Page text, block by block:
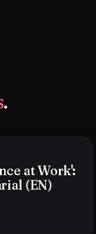
.
at Work':
(EN)